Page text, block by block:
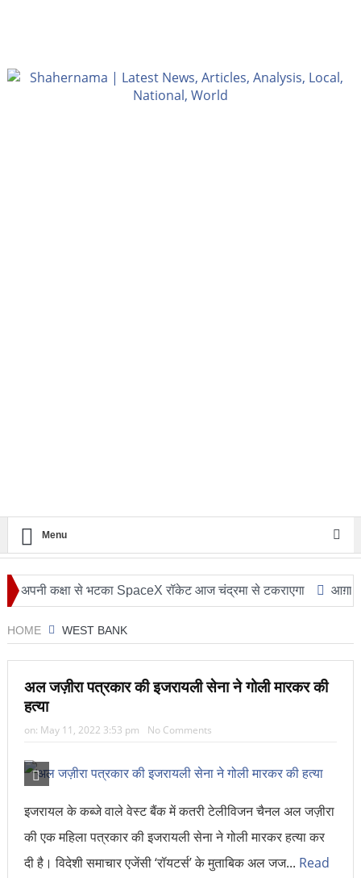
Menu
कक्षा से भटका SpaceX रॉकेट आज चंद्रमा से टकराएगा आग़ा मीर की
HOME WEST BANK
अल जज़ीरा पत्रकार की इजरायली सेना ने गोली मारकर की
हत्या
on: May 11, 2022 3:53 pm No Comments
इजरायल के कब्जे वाले वेस्ट बैंक में कतरी टेलीविजन चैनल अल जज़ीरा
की एक महिला पत्रकार की इजरायली सेना ने गोली मारकर हत्या कर
दी है। विदेशी समाचार एजेंसी ‘रॉयटर्स’ के मुताबिक अल जज... Read